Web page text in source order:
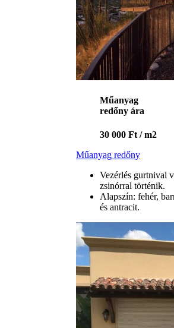
Műanyag
redőny ára
30 000 Ft / m2
Műanyag redőny
Vezérlés gurtnival
zsinórral történik.
Alapszín: fehér,
és antracit.